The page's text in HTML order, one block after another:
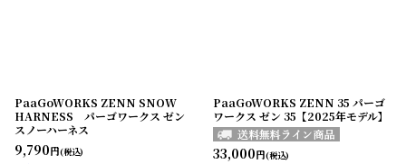
PaaGoWORKS ZENN SNOW
HARNESS パーゴワークス ゼン
スノーハーネス
9,790円(税込)
PaaGoWORKS ZENN 35 パーゴ
ワークス ゼン 35【2025年モデル】
33,000円(税込)